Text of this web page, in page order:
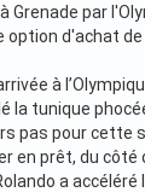
Grenade par
d'achat de
à
la tunique
pas pour cette
en prêt, du côté
a accéléré